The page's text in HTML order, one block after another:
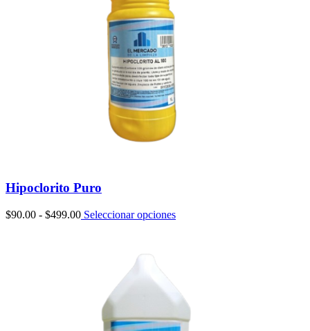
Hipoclorito Puro
$90.00 - $499.00Rango
$499.00
Seleccionar opciones